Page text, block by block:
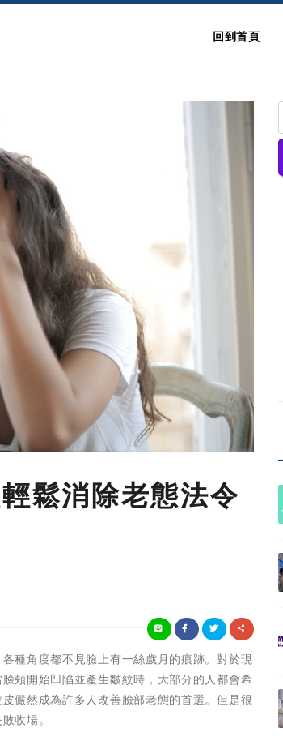
回到首頁
鬆消除老態法令
種角度都不見臉上有一絲歲月的痕跡。對於現
頰開始凹陷並產生皺紋時，大部分的人都會希
儼然成為許多人改善臉部老態的首選。但是很
收場。